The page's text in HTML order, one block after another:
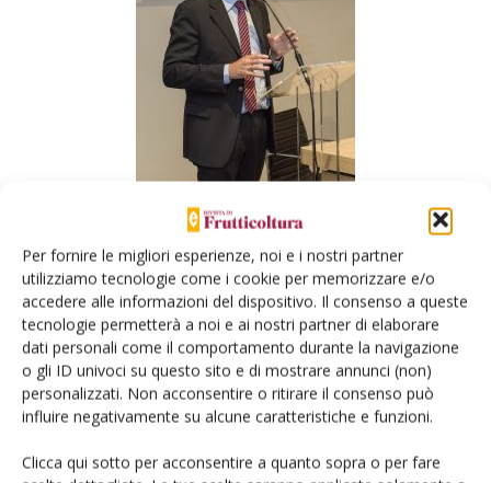
Per fornire le migliori esperienze, noi e i nostri partner
utilizziamo tecnologie come i cookie per memorizzare e/o
accedere alle informazioni del dispositivo. Il consenso a queste
tecnologie permetterà a noi e ai nostri partner di elaborare
dati personali come il comportamento durante la navigazione
o gli ID univoci su questo sito e di mostrare annunci (non)
personalizzati. Non acconsentire o ritirare il consenso può
influire negativamente su alcune caratteristiche e funzioni.
Clicca qui sotto per acconsentire a quanto sopra o per fare
«Il principale bisogno del settore è quello di ampliare il
panorama varietale» ha ribadito
dell'Università Cattolica di Piacenza.
Rivedi qui l'intervento di Sergio Tombesi
«Delle circa 70 cultivar attualmente conosciute circa 30
hanno un’importanza economica. In Italia sono solo 5 quelle
possiede limitazioni importanti: